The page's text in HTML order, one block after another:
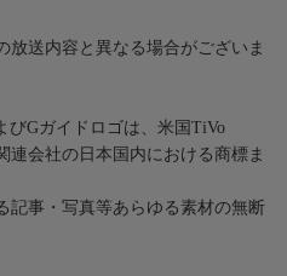
放送内容と異なる場合がございま
びGガイドロゴは、米国TiVo
連会社の日本国内における商標ま
記事・写真等あらゆる素材の無断